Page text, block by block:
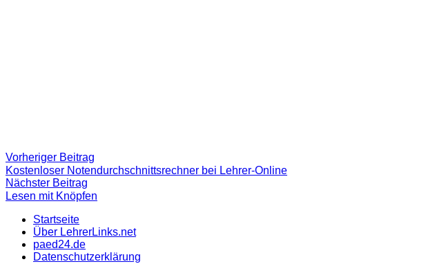
Beitragsnavigation
Vorheriger Beitrag
Beitrag:
Kostenloser Notendurchschnittsrechner bei Lehrer-Online
Nächster Beitrag
Beitrag
Lesen mit Knöpfen
Startseite
Über LehrerLinks.net
paed24.de
Datenschutzerklärung